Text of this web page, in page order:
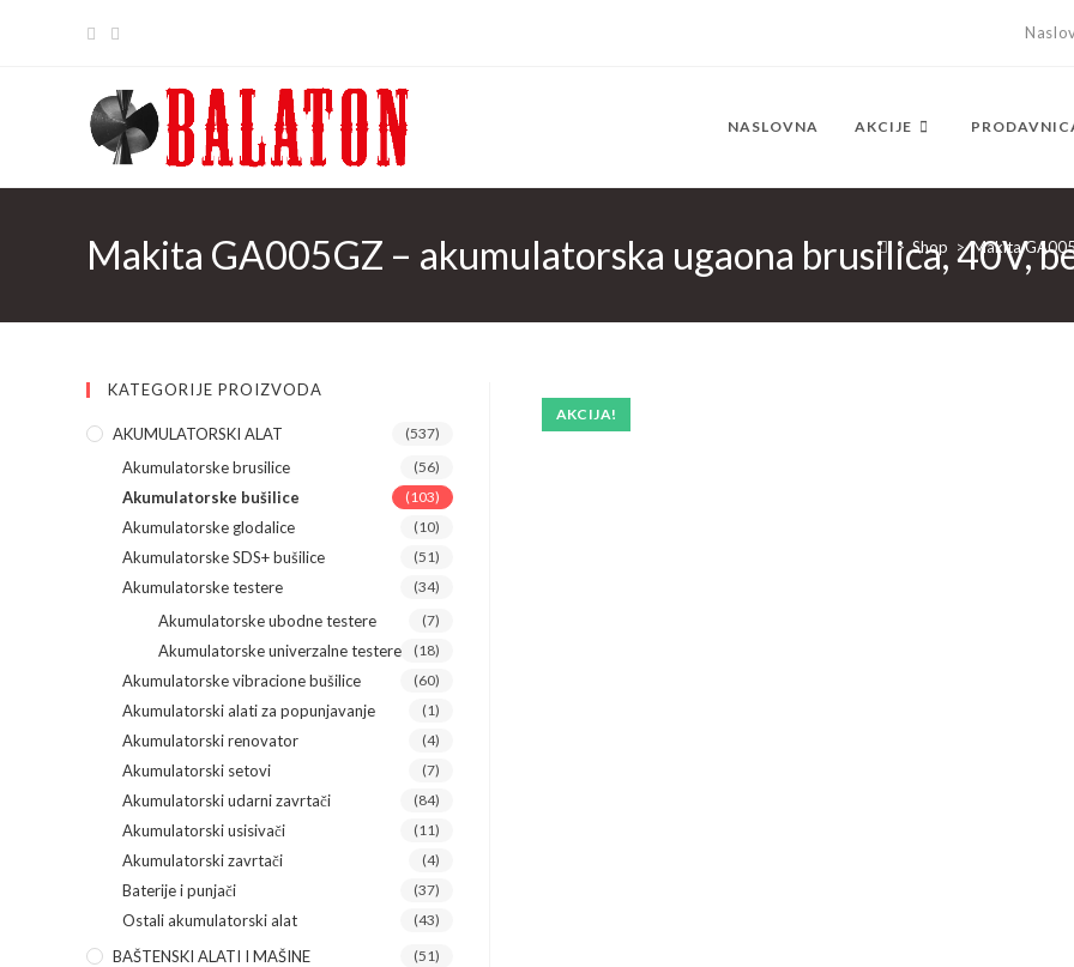
NASLOVNA AKCIJE
Makita GA005GZ – akumulatorska ugaona brusilica, 40V,
> Shop > Makita
AKCIJA!
KATEGORIJE PROIZVODA
AKUMULATORSKI ALAT (537)
Akumulatorske brusilice (56)
Akumulatorske bušilice (103)
Akumulatorske glodalice (10)
Akumulatorske SDS+ bušilice (51)
Akumulatorske testere (34)
Akumulatorske ubodne testere (7)
Akumulatorske univerzalne testere (18)
Akumulatorske vibracione bušilice (60)
Akumulatorski alati za popunjavanje (1)
Akumulatorski renovator (4)
Akumulatorski setovi (7)
Akumulatorski udarni zavrtači (84)
Akumulatorski usisivači (11)
Akumulatorski zavrtači (4)
Baterije i punjači (37)
Ostali akumulatorski alat (43)
BAŠTENSKI ALATI I MAŠINE (51)